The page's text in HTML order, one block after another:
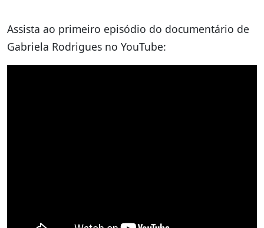
Assista ao primeiro episódio do documentário de
Gabriela Rodrigues no YouTube: